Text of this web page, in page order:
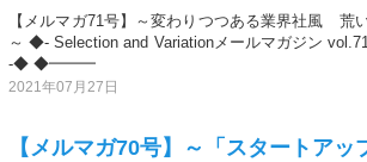
【メルマガ71号】～変わりつつある業界社風 荒
～ ◆- Selection and Variationメールマガジン
-◆ ◆━━━
2021年07月27日
【メルマガ70号】～「スタートアッ